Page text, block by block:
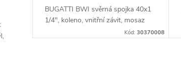
BUGATTI BWI svěrná spojka 40x1
1/4", koleno, vnitřní závit, mosaz
Kód:30370008